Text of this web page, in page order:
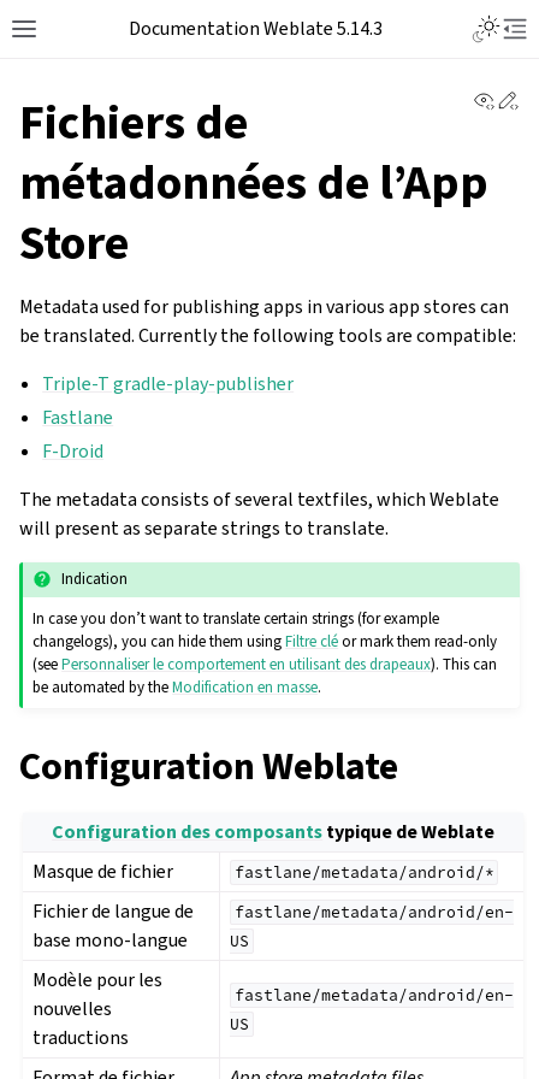
Documentation Weblate 5.14.3
Fichiers de
métadonnées de l’App
Store
Metadata used for publishing apps in various app stores can
be translated. Currently the following tools are compatible:
Triple-T gradle-play-publisher
Fastlane
F-Droid
The metadata consists of several textfiles, which Weblate
will present as separate strings to translate.
Indication
In case you don’t want to translate certain strings (for example
changelogs), you can hide them usingFiltre cléor mark them read-only
(seePersonnaliser le comportement en utilisant des drapeaux). This can
be automated by theModification en masse.
Configuration Weblate
Configuration des composantstypique de Weblate
Masque de fichier
fastlane/metadata/android/*
Fichier de langue de
base mono-langue
fastlane/metadata/android/en-
US
Modèle pour les
nouvelles
traductions
fastlane/metadata/android/en-
US